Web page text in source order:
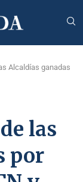
Alcaldías ganadas
las
por